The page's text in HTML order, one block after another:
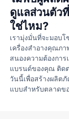
ดูแลส่วนตัว
ใช่ไหม?
เรามุ่งมั่นที่จะมอบ
เครื่องสำอางคุณภา
สนองความต้องการ
แบรนด์ของคุณ ติดต่
วันนี้เพื่อสร้างผลิ
แบบสำหรับตลาดข